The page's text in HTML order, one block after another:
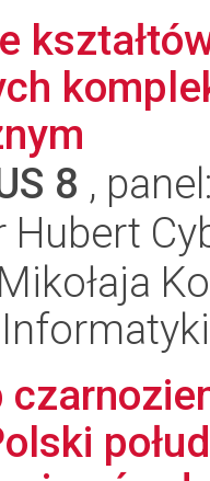
8 ,
Hubert